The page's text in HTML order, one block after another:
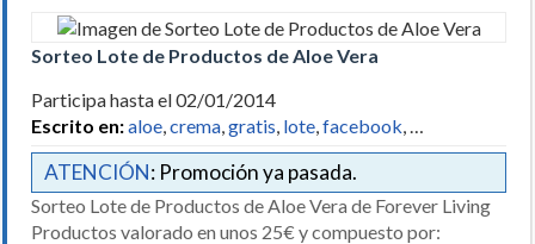
Sorteo Lote de Productos de Aloe Vera
Participa hasta el 02/01/2014
Escrito en:aloe,crema,gratis, lote,facebook, …
ATENCIÓN: Promoción ya pasada.
Sorteo Lote de Productos de Aloe Vera de Forever Living
Productos valorado en unos 25€ y compuesto por: